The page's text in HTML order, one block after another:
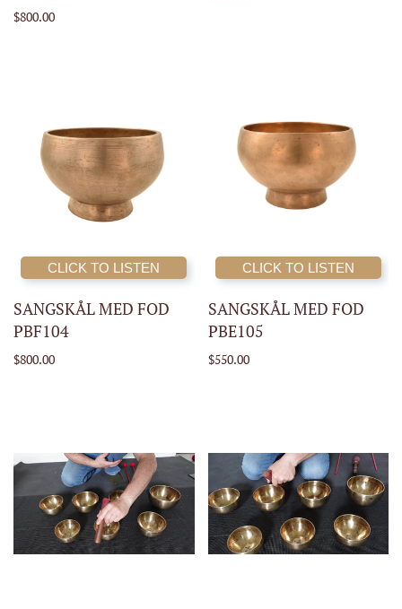
$800.00
CLICK TO LISTEN
SANGSKÅL MED FOD
PBF104
$800.00
CLICK TO LISTEN
SANGSKÅL MED FOD
PBE105
$550.00